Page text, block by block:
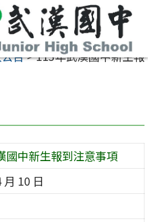
告>113年武漢國中新生報
國中新生報到注意事項
10 日